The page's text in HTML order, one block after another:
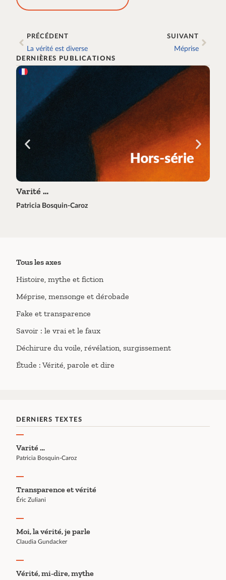
PRÉCÉDENT
La vérité est diverse
SUIVANT
Méprise
DERNIÈRES PUBLICATIONS
Varité …
Patricia Bosquin-Caroz
Tous les axes
Histoire, mythe et fiction
Méprise, mensonge et dérobade
Fake et transparence
Savoir : le vrai et le faux
Déchirure du voile, révélation, surgissement
Étude : Vérité, parole et dire
DERNIERS TEXTES
Varité …
Patricia Bosquin-Caroz
Transparence et vérité
Éric Zuliani
Moi, la vérité, je parle
Claudia Gundacker
Vérité, mi-dire, mythe